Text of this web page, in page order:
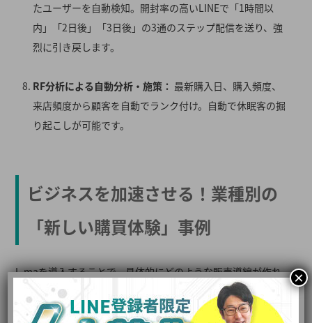
たユーザーを自動検知。開封率の高いLINEで「1時間以
内」「2日後」「3日後」の3通のステップ配信を送り、強
烈に引き戻します。
RF分析による自動分析・施策： 最新購入日、購入頻度、
来店頻度から顧客を自動でランク付け。自動で休眠客の掘
り起こしが可能です。
ビジネスを加速させる！業種別の
「新しい購買体験」事例
L-maを導入することで、具体的にどのような販売導線が作れ
るのか、業種別の活用例をご紹介します。
×